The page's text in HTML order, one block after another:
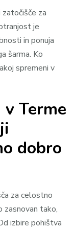
za
je
in ponuja
šarma. Ko
spremeni v
Terme
dobro
za celostno
zasnovan tako,
izbire pohištva